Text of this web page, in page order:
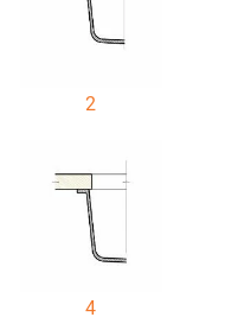
2
4